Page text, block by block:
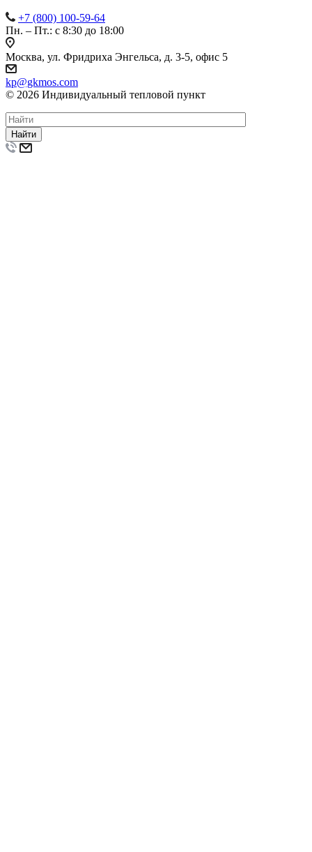
+7 (800) 100-59-64
Пн. – Пт.: с 8:30 до 18:00
Москва, ул. Фридриха Энгельса, д. 3-5, офис 5
kp@gkmos.com
© 2026 Индивидуальный тепловой пункт
Найти